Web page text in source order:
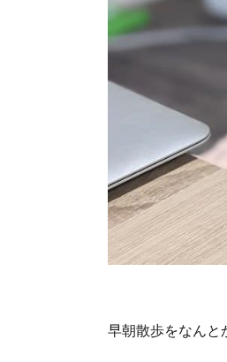
早朝散歩をなんと